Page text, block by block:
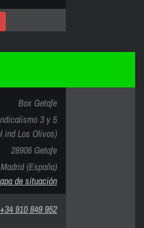
Box Getafe
3 y 5
ind Los Olivos)
28906 Getafe
Madrid (España)
de situación
+34 910 849 952